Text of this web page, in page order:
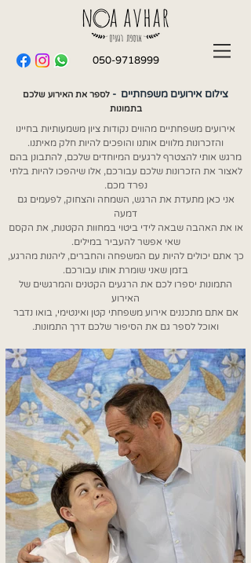
050-9718999
צילום אירועים משפחתיים - לספר את האירוע שלכם
בתמונות
אירועים משפחתיים מהווים נקודות ציון משמעותיות בחיינו
והזכרונות מלווים אותנו והופכים להיות חלק מאיתנו.
מרגש אותי להצטרף לרגעים המיוחדים שלכם, להתבונן בהם
לאצור את הזכרונות שלכם עבורכם, אלו שיהפכו להיות בלתי
נפרד מכם.​
אני כאן מתעדת את הרגש, השמחה והצחוק, לפעמים גם
דמעה
או את האהבה שבאה לידי ביטוי במחוות הקטנות, את הקסם
שאי אפשר להעביר במילים.
כך אתם יכולים להיות עם המשפחה והחברים, ליהנות מהרגע,
בזמן שאני שומרת אותו עבורכם.
התמונות יספרו לכם את הרגעים הקטנים והמרגשים של
האירוע
אם אתם מתכננים אירוע משפחתי קטן ואינטימי, בואו נדבר
ואוכל לספר גם את הסיפור שלכם דרך התמונות.